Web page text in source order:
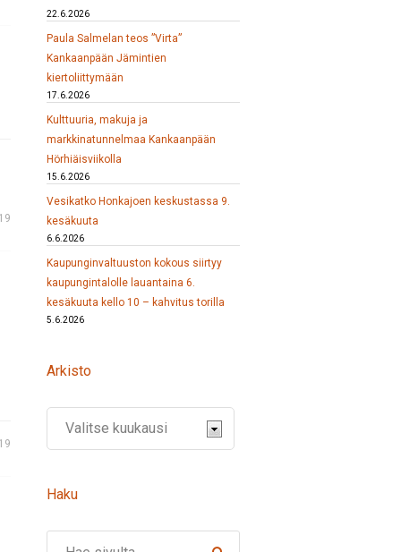
22.6.2026
Paula Salmelan teos ”Virta”
Kankaanpään Jämintien
kiertoliittymään
17.6.2026
Kulttuuria, makuja ja
markkinatunnelmaa Kankaanpään
Hörhiäisviikolla
15.6.2026
Vesikatko Honkajoen keskustassa 9.
kesäkuuta
6.6.2026
Kaupunginvaltuuston kokous siirtyy
kaupungintalolle lauantaina 6.
kesäkuuta kello 10 – kahvitus torilla
5.6.2026
Arkisto
Haku